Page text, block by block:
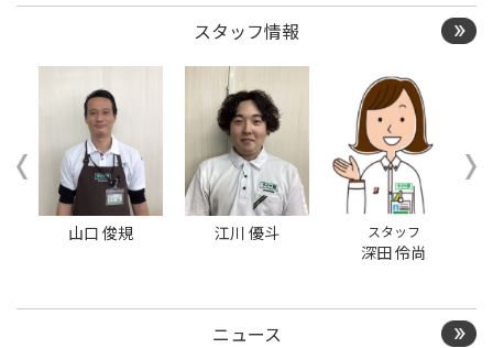
約
クローク契約会員専用タ
イヤ履き替え※タイヤ履
き替えを希望のクローク
契約会員の方はこちらを
選択ください
本日のタイヤ履き替え順
番待ち予約 ※クローク契
約会員の方はご利用いた
だけません
スタッフ情報
山口 俊規 江川 優斗 スタッフ
深田 伶尚
ニュース